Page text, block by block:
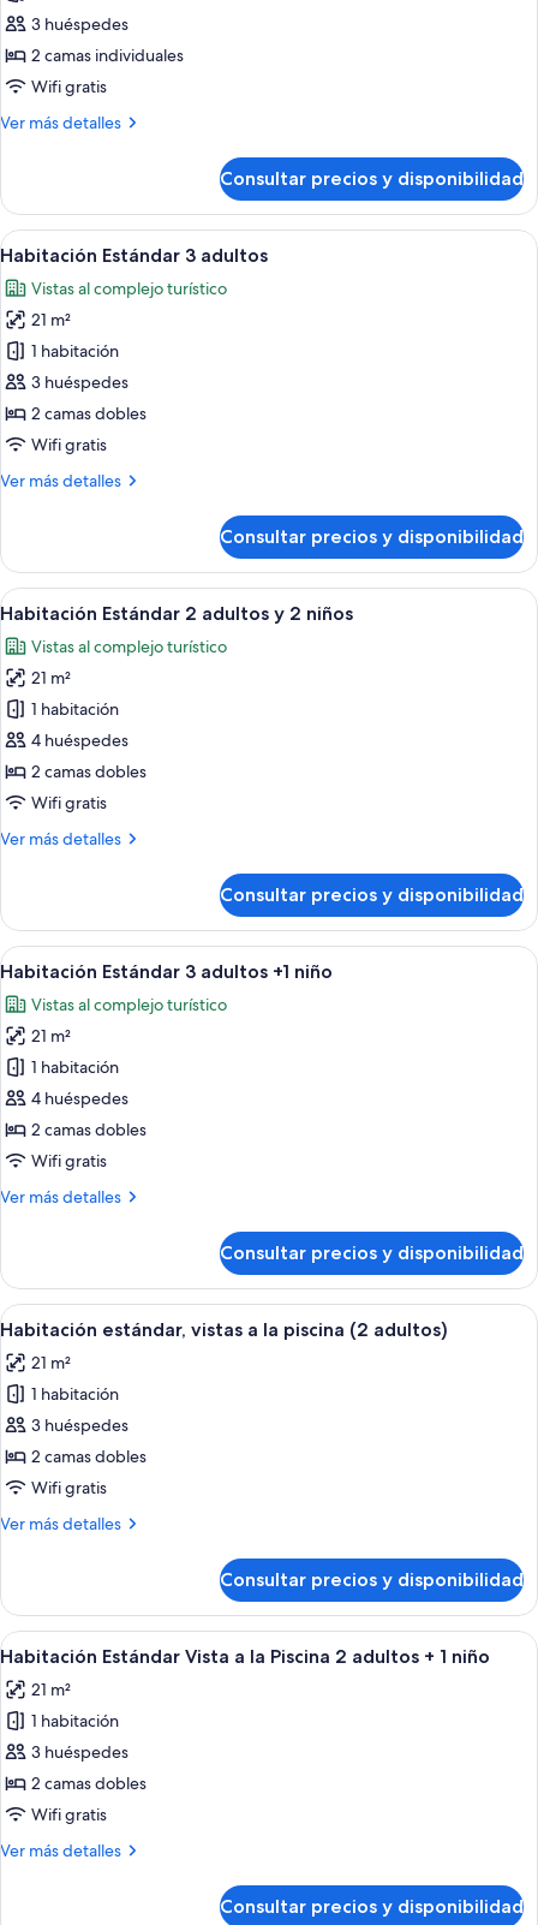
Habitación
Estándar
2
adultos
3 huéspedes
2 camas individuales
Wifi gratis
Ver más detalles
Más
Estándar
adultos
Consultar precios y disponibilidad
Abrir
todas
las
fotos
de
Habitación
Estándar
3
adultos
Una habitación de hotel con cama,
10
Habitación Estándar 3 adultos
Vistas al complejo turístico
21 m²
1 habitación
3 huéspedes
2 camas dobles
Wifi gratis
Ver más detalles
Más
Estándar
adultos
Consultar precios y disponibilidad
Abrir
todas
las
fotos
de
Habitación
Estándar
2
adultos
y
Una habitación de hotel con cama,
9
Habitación Estándar 2 adultos y 2 niños
Vistas al complejo turístico
21 m²
1 habitación
4 huéspedes
2 camas dobles
Wifi gratis
Ver más detalles
Más
Estándar
adultos
2
niños
Consultar precios y disponibilidad
Abrir
todas
las
fotos
de
Habitación
Estándar
3
adultos
+1
Un balcón con dos sillas blancas y
10
Habitación Estándar 3 adultos +1 niño
Vistas al complejo turístico
21 m²
1 habitación
4 huéspedes
2 camas dobles
Wifi gratis
Ver más detalles
Más
Estándar
adultos
niño
Consultar precios y disponibilidad
Abrir
todas
las
fotos
de
Habitación
estándar,
a
(2
adultos)
Habitación de hotel con dos camas,
10
Habitación estándar, vistas a la piscina (2 adultos)
21 m²
1 habitación
3 huéspedes
2 camas dobles
Wifi gratis
Ver más detalles
Más
estándar,
vistas
a
piscina
(2
adultos)
Consultar precios y disponibilidad
Abrir
todas
las
fotos
de
Habitación
Estándar
a
Habitación de hotel con dos camas,
10
Habitación Estándar Vista a la Piscina 2 adultos + 1 niño
21 m²
1 habitación
3 huéspedes
2 camas dobles
Wifi gratis
Ver más detalles
Más
Consultar precios y disponibilidad